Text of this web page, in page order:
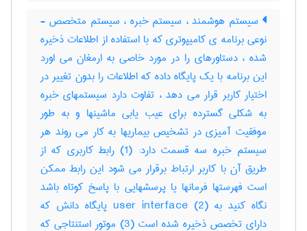
سیستم هوشمند ، سیستم خبره ، سیستم متخصص -
نوعی برنامه ی کامیپوتری که با استفاده از اطلاعات ذخیره
شده ، دستاورهای را در مورد خاصی به ارمغان می اورد
این برنامه با یک پایگاه داده که اطلاعات را بدون تغییر در
اختیار کاربر قرار می دهد ، تفاوت دارد سیستمهای خبره
به شکلی گسترده برای عیب یابی ماشینها و به طور
موفقیت آمیزی در تشخیص بیماریها به کار می روند هر
سیستم خبره سه قسمت دارد: (1) رابط کاربری که از
طریق آن با کاربر ارتباط برقرار می شود این رابط ممکن
است فهرستها فرمانها یا پرسشهایی با پاسخ کوتاه باشد
نگاه کنید به user interface (2) پایگاه دانش که
دارای تخصص ذخیره شده است (3) موتور استنتاجی که